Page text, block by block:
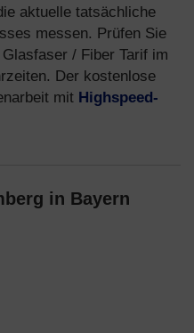
aktuelle tatsächliche
messen. Prüfen Sie
/ Fiber Tarif im
Der kostenlose
mit Highspeed-
in Bayern